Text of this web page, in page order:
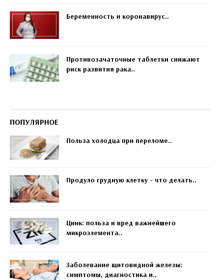
Беременность и коронавирус..
Противозачаточные таблетки снижают
риск развития рака..
ПОПУЛЯРНОЕ
Польза холодца при переломе..
Продуло грудную клетку - что делать..
Цинк: польза и вред важнейшего
микроэлемента..
Заболевание щитовидной железы:
симптомы, диагностика и..